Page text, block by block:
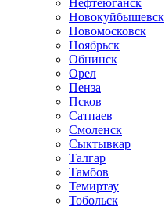
Нефтеюганск
Новокуйбышевск
Новомосковск
Ноябрьск
Обнинск
Орел
Пенза
Псков
Сатпаев
Смоленск
Сыктывкар
Талгар
Тамбов
Темиртау
Тобольск